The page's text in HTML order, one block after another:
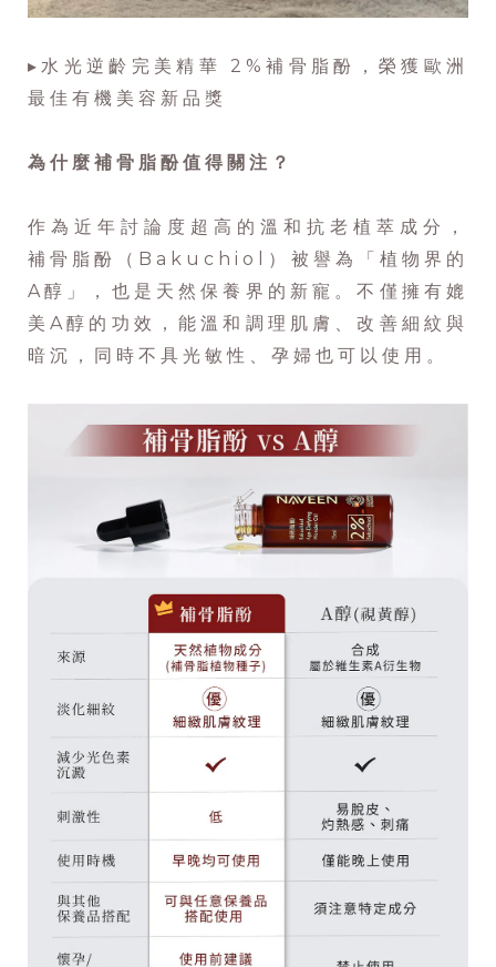
▸水光逆齡完美精華 2%補骨脂酚，榮獲歐洲
最佳有機美容新品獎
為什麼補骨脂酚值得關注？
作為近年討論度超高的溫和抗老植萃成分，
補骨脂酚（Bakuchiol）被譽為「植物界的
A醇」，也是天然保養界的新寵。不僅擁有媲
美A醇的功效，能溫和調理肌膚、改善細紋與
暗沉，同時不具光敏性、孕婦也可以使用。